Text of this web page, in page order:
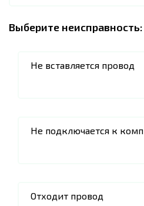
Выберите неисправность:
Не вставляется провод
Не подключается к
Отходит провод